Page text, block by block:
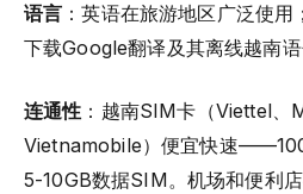
语言 ：英语在旅游地区广泛使
下载Google翻译及其离线越南语
连通性 ：越南SIM卡（Viettel、
Vietnamobile）便宜快速
5-10GB数据SIM。机场和便利店